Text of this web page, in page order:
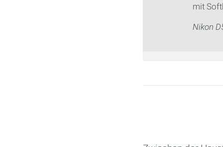
mit
Nikon